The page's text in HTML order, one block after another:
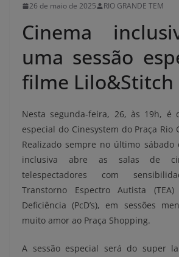
26 de maio de 2025 RIO GRANDE TEM
Cinema
uma sessão
filme Lilo&Stitch
Nesta segunda-feira, 26, às 19h, é
especial do Cinesystem do Praça Rio
Realizado sempre no último sábado
inclusiva abre as salas de
telespectadores com
Transtorno Espectro Autista
Deficiência (PcD’s), em sessões
muito amor ao Praça Shopping.
A sessão especial será do super